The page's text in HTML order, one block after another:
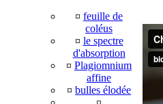
¤ feuille de
coléus
¤ le spectre
d'absorption
¤ Plagiomnium
affine
¤ bulles élodée